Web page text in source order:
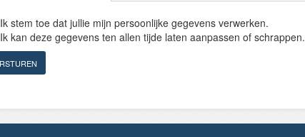
Ik stem toe dat jullie mijn persoonlijke gegevens verwerken.
Ik kan deze gegevens ten allen tijde laten aanpassen of schrappen.